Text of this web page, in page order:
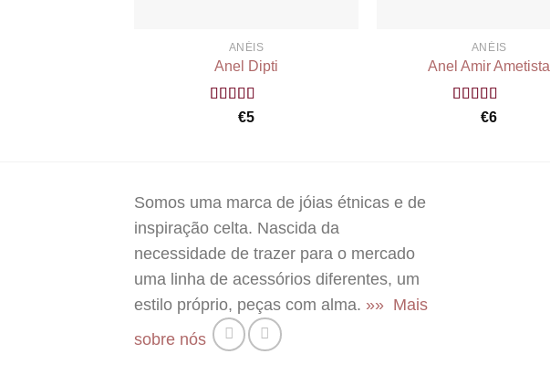
ANÉIS
Anel Dipti
Rated5.00
€5
ANÉIS
Anel Amir Ametista
Rated5.00
€6
Somos uma marca de jóias étnicas e de
inspiração celta. Nascida da
necessidade de trazer para o mercado
uma linha de acessórios diferentes, um
estilo próprio, peças com alma. »» Mais
sobre nós